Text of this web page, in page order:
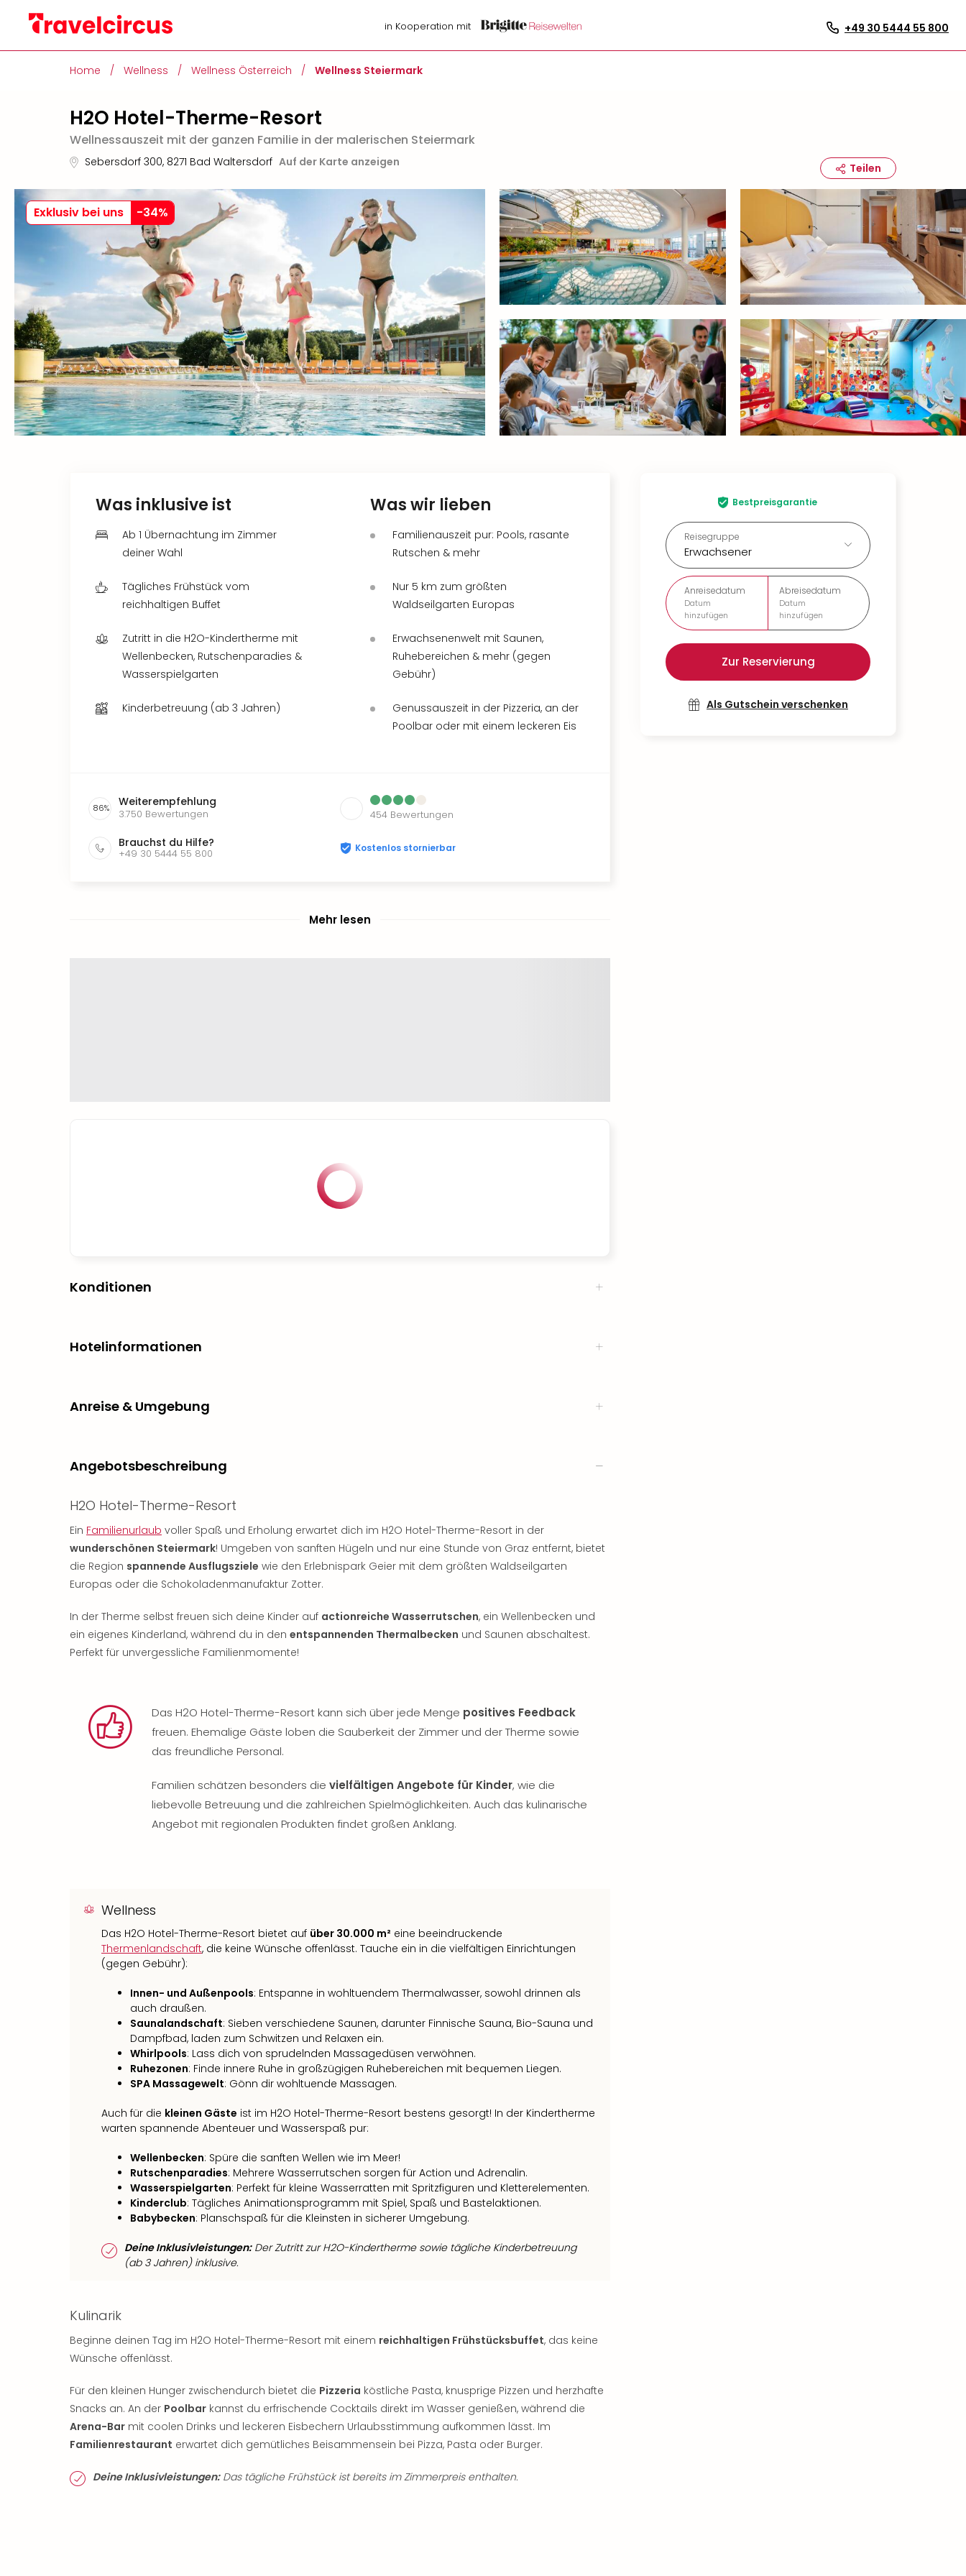
in Kooperation mit +49 30 5444 55 800
Home / Wellness / Wellness Österreich / Wellness Steiermark
H2O Hotel-Therme-Resort
Wellnessauszeit mit der ganzen Familie in der malerischen Steiermark
Sebersdorf 300, 8271 Bad Waltersdorf Auf der Karte anzeigen Teilen
Exklusiv bei uns -34%
Bestpreisgarantie
Reisegruppe
Erwachsener
Anreisedatum
Datum
hinzufügen
Abreisedatum
Datum
hinzufügen
Zur Reservierung
Als Gutschein verschenken
Was inklusive ist
Ab 1 Übernachtung im Zimmer
deiner Wahl
Tägliches Frühstück vom
reichhaltigen Buffet
Zutritt in die H2O-Kindertherme mit
Wellenbecken, Rutschenparadies &
Wasserspielgarten
Kinderbetreuung (ab 3 Jahren)
Was wir lieben
Familienauszeit pur: Pools, rasante
Rutschen & mehr
Nur 5 km zum größten
Waldseilgarten Europas
Erwachsenenwelt mit Saunen,
Ruhebereichen & mehr (gegen
Gebühr)
Genussauszeit in der Pizzeria, an der
Poolbar oder mit einem leckeren Eis
86% Weiterempfehlung
3.750 Bewertungen 454 Bewertungen
Brauchst du Hilfe?
+49 30 5444 55 800 Kostenlos stornierbar
Mehr lesen
Konditionen
Hotelinformationen
Anreise & Umgebung
Angebotsbeschreibung
H2O Hotel-Therme-Resort
Ein Familienurlaub voller Spaß und Erholung erwartet dich im H2O Hotel-Therme-Resort in der
wunderschönen Steiermark! Umgeben von sanften Hügeln und nur eine Stunde von Graz entfernt, bietet
die Region spannende Ausflugsziele wie den Erlebnispark Geier mit dem größten Waldseilgarten
Europas oder die Schokoladenmanufaktur Zotter.
In der Therme selbst freuen sich deine Kinder auf actionreiche Wasserrutschen, ein Wellenbecken und
ein eigenes Kinderland, während du in den entspannenden Thermalbecken und Saunen abschaltest.
Perfekt für unvergessliche Familienmomente!
Das H2O Hotel-Therme-Resort kann sich über jede Menge positives Feedback
freuen. Ehemalige Gäste loben die Sauberkeit der Zimmer und der Therme sowie
das freundliche Personal.
Familien schätzen besonders die vielfältigen Angebote für Kinder, wie die
liebevolle Betreuung und die zahlreichen Spielmöglichkeiten. Auch das kulinarische
Angebot mit regionalen Produkten findet großen Anklang.
Wellness
Das H2O Hotel-Therme-Resort bietet auf über 30.000 m² eine beeindruckende
Thermenlandschaft, die keine Wünsche offenlässt. Tauche ein in die vielfältigen Einrichtungen
(gegen Gebühr):
Innen- und Außenpools: Entspanne in wohltuendem Thermalwasser, sowohl drinnen als
auch draußen.
Saunalandschaft: Sieben verschiedene Saunen, darunter Finnische Sauna, Bio-Sauna und
Dampfbad, laden zum Schwitzen und Relaxen ein.
Whirlpools: Lass dich von sprudelnden Massagedüsen verwöhnen.
Ruhezonen: Finde innere Ruhe in großzügigen Ruhebereichen mit bequemen Liegen.
SPA Massagewelt: Gönn dir wohltuende Massagen.
Auch für die kleinen Gäste ist im H2O Hotel-Therme-Resort bestens gesorgt! In der Kindertherme
warten spannende Abenteuer und Wasserspaß pur:
Wellenbecken: Spüre die sanften Wellen wie im Meer!
Rutschenparadies: Mehrere Wasserrutschen sorgen für Action und Adrenalin.
Wasserspielgarten: Perfekt für kleine Wasserratten mit Spritzfiguren und Kletterelementen.
Kinderclub: Tägliches Animationsprogramm mit Spiel, Spaß und Bastelaktionen.
Babybecken: Planschspaß für die Kleinsten in sicherer Umgebung.
Deine Inklusivleistungen:Der Zutritt zur H2O-Kindertherme sowie tägliche Kinderbetreuung
(ab 3 Jahren) inklusive.
Kulinarik
Beginne deinen Tag im H2O Hotel-Therme-Resort mit einem reichhaltigen Frühstücksbuffet, das keine
Wünsche offenlässt.
Für den kleinen Hunger zwischendurch bietet die Pizzeria köstliche Pasta, knusprige Pizzen und herzhafte
Snacks an. An der Poolbar kannst du erfrischende Cocktails direkt im Wasser genießen, während die
Arena-Bar mit coolen Drinks und leckeren Eisbechern Urlaubsstimmung aufkommen lässt. Im
Familienrestaurant erwartet dich gemütliches Beisammensein bei Pizza, Pasta oder Burger.
Deine Inklusivleistungen:Das tägliche Frühstück ist bereits im Zimmerpreis enthalten.